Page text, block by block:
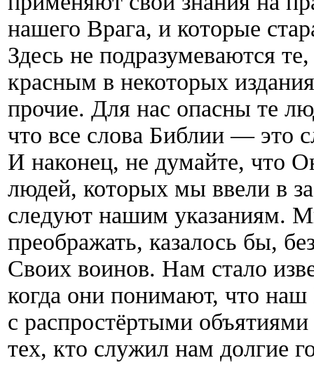
нашего Врага, и которые
Здесь не подразумеваются
красным в некоторых
прочие. Для нас опасны те
что все слова Библии — это
И наконец, не думайте, что
людей, которых мы ввели в
следуют нашим указаниям.
преображать, казалось бы,
Своих воинов. Нам стало
когда они понимают, что наш
с распростёртыми
тех, кто служил нам долгие